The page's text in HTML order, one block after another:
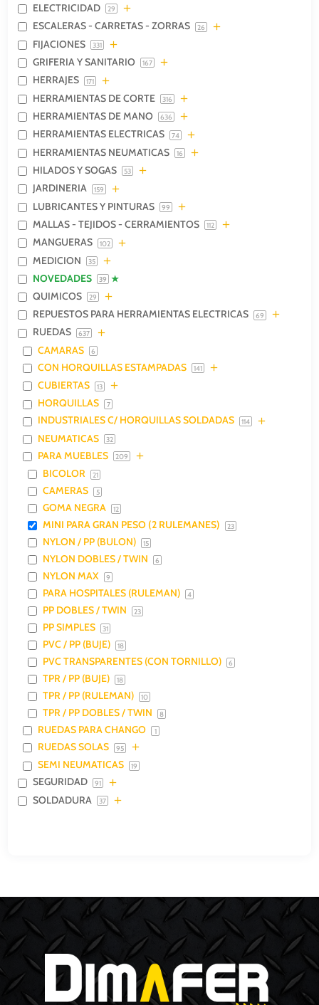
ELECTRICIDAD 29
ESCALERAS - CARRETAS - ZORRAS 26
FIJACIONES 331
GRIFERIA Y SANITARIO 167
HERRAJES 171
HERRAMIENTAS DE CORTE 316
HERRAMIENTAS DE MANO 636
HERRAMIENTAS ELECTRICAS 74
HERRAMIENTAS NEUMATICAS 16
HILADOS Y SOGAS 53
JARDINERIA 159
LUBRICANTES Y PINTURAS 99
MALLAS - TEJIDOS - CERRAMIENTOS 112
MANGUERAS 102
MEDICION 35
NOVEDADES 39
QUIMICOS 29
REPUESTOS PARA HERRAMIENTAS ELECTRICAS 69
RUEDAS 637
CAMARAS 6
CON HORQUILLAS ESTAMPADAS 141
CUBIERTAS 13
HORQUILLAS 7
INDUSTRIALES C/ HORQUILLAS SOLDADAS 114
NEUMATICAS 32
PARA MUEBLES 209
BICOLOR 21
CAMERAS 5
GOMA NEGRA 12
MINI PARA GRAN PESO (2 RULEMANES) 23
NYLON / PP (BULON) 15
NYLON DOBLES / TWIN 6
NYLON MAX 9
PARA HOSPITALES (RULEMAN) 4
PP DOBLES / TWIN 23
PP SIMPLES 31
PVC / PP (BUJE) 18
PVC TRANSPARENTES (CON TORNILLO) 6
TPR / PP (BUJE) 18
TPR / PP (RULEMAN) 10
TPR / PP DOBLES / TWIN 8
RUEDAS PARA CHANGO 1
RUEDAS SOLAS 95
SEMI NEUMATICAS 19
SEGURIDAD 91
SOLDADURA 37